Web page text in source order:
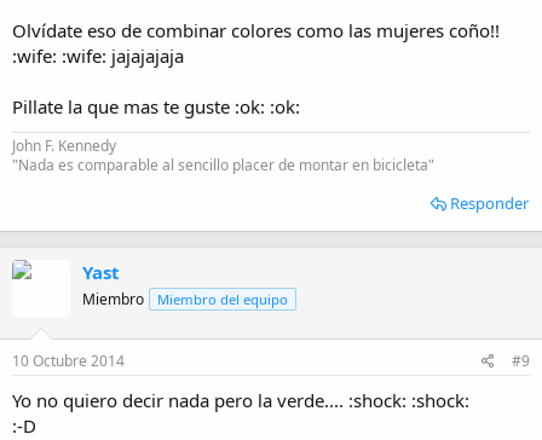
Olvídate eso de combinar colores como las mujeres coño!!
:wife: :wife: jajajajaja
Pillate la que mas te guste :ok: :ok:
John F. Kennedy
"Nada es comparable al sencillo placer de montar en bicicleta"
Responder
Yast
Miembro Miembro del equipo
10 Octubre 2014 #9
Yo no quiero decir nada pero la verde.... :shock: :shock:
:-D